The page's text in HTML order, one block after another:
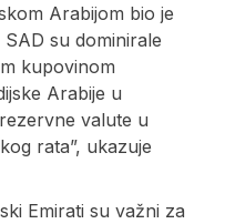
Arabijom bio je
su dominirale
kupovinom
Arabije u
valute u
rata”, ukazuje
Emirati su važni za